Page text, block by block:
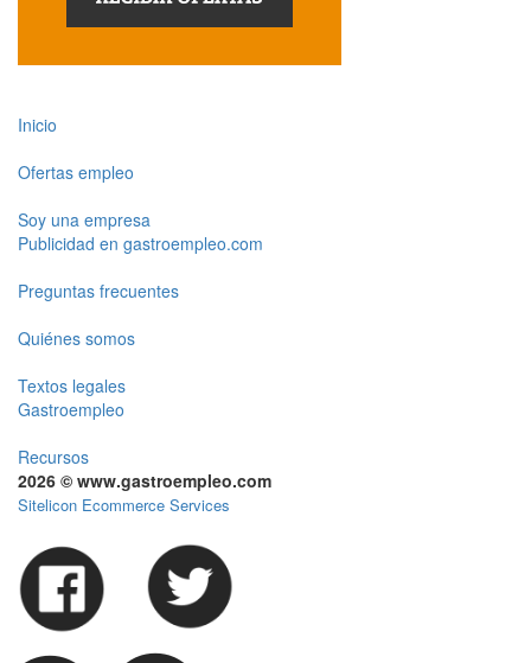
Inicio
Ofertas empleo
Soy una empresa
Publicidad en gastroempleo.com
Preguntas frecuentes
Quiénes somos
Textos legales
Gastroempleo
Recursos
2026 © www.gastroempleo.com
Sitelicon Ecommerce Services